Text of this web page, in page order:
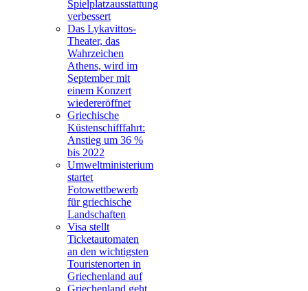
Spielplatzausstattung
verbessert
Das Lykavittos-
Theater, das
Wahrzeichen
Athens, wird im
September mit
einem Konzert
wiedereröffnet
Griechische
Küstenschifffahrt:
Anstieg um 36 %
bis 2022
Umweltministerium
startet
Fotowettbewerb
für griechische
Landschaften
Visa stellt
Ticketautomaten
an den wichtigsten
Touristenorten in
Griechenland auf
Griechenland geht